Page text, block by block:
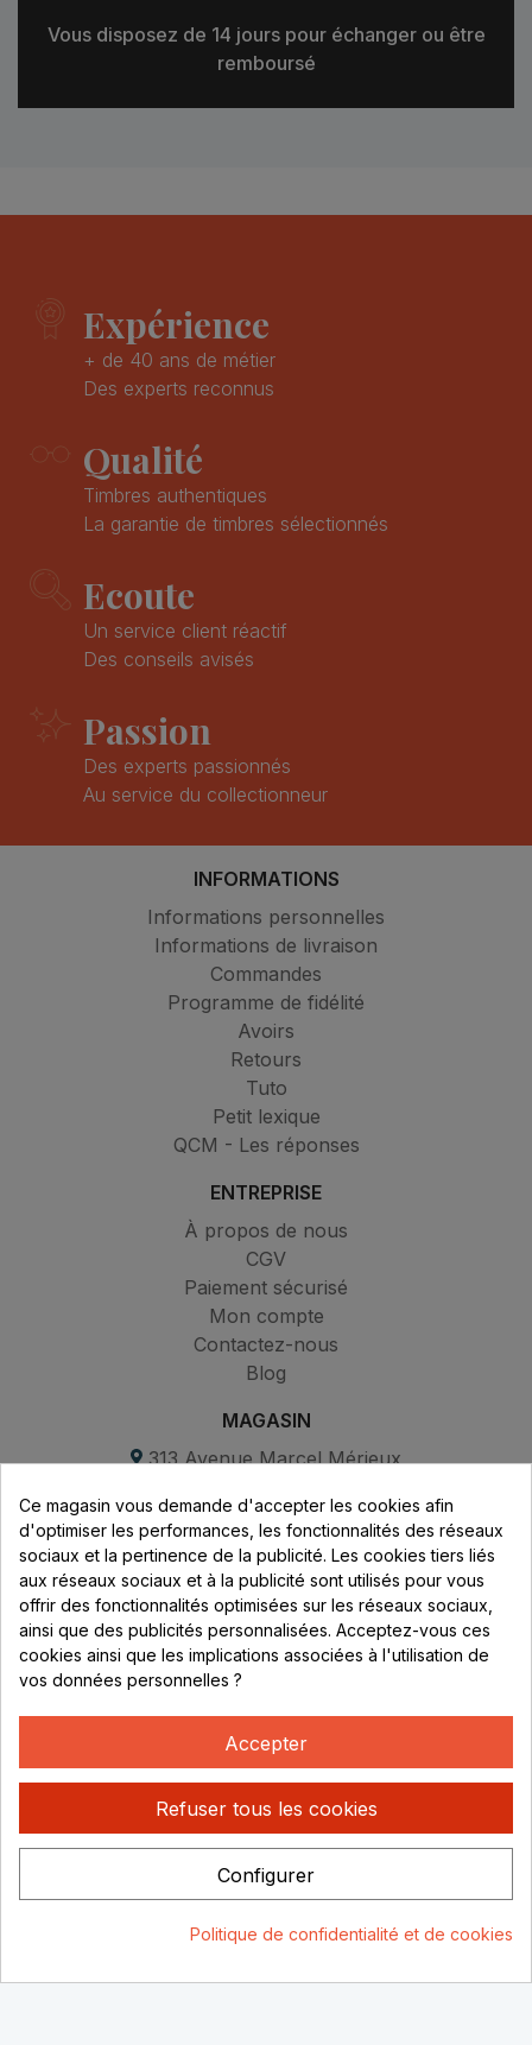
Vous disposez de 14 jours pour échanger ou être
remboursé
Expérience
+ de 40 ans de métier
Des experts reconnus
Qualité
Timbres authentiques
La garantie de timbres sélectionnés
Ecoute
Un service client réactif
Des conseils avisés
Passion
Des experts passionnés
Au service du collectionneur
INFORMATIONS
Informations personnelles
Informations de livraison
Commandes
Programme de fidélité
Avoirs
Retours
Tuto
Petit lexique
QCM - Les réponses
ENTREPRISE
À propos de nous
CGV
Paiement sécurisé
Mon compte
Contactez-nous
Blog
MAGASIN
313 Avenue Marcel Mérieux
69530 Brignais
Lundi au vendredi :
8h - 16h
uniquement sur Rendez-vous
CONTACT
04 78 37 00 68
contact@rhonephilatelie.fr
Un site conçu par :
Ce magasin vous demande d'accepter les cookies afin
d'optimiser les performances, les fonctionnalités des réseaux
sociaux et la pertinence de la publicité. Les cookies tiers liés
aux réseaux sociaux et à la publicité sont utilisés pour vous
offrir des fonctionnalités optimisées sur les réseaux sociaux,
ainsi que des publicités personnalisées. Acceptez-vous ces
cookies ainsi que les implications associées à l'utilisation de
vos données personnelles ?
Accepter
Refuser tous les cookies
Configurer
Politique de confidentialité et de cookies